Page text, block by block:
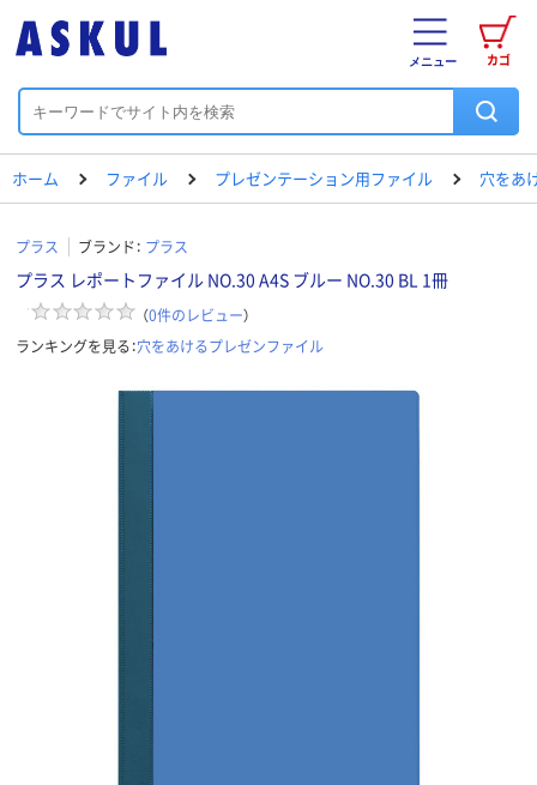
カゴ
メニュー
ホーム ファイル プレゼンテーション用ファイル 穴をあ
プラス ブランド： プラス
プラス レポートファイル NO.30 A4S ブルー NO.30 BL 1冊
（0件のレビュー）
ランキングを見る：穴をあけるプレゼンファイル